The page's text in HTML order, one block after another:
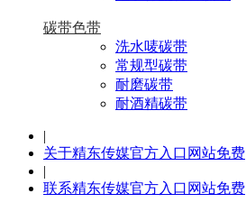
碳带色带
洗水唛碳带
常规型碳带
耐磨碳带
耐酒精碳带
|
关于精东传媒官方入口网站免费
|
联系精东传媒官方入口网站免费